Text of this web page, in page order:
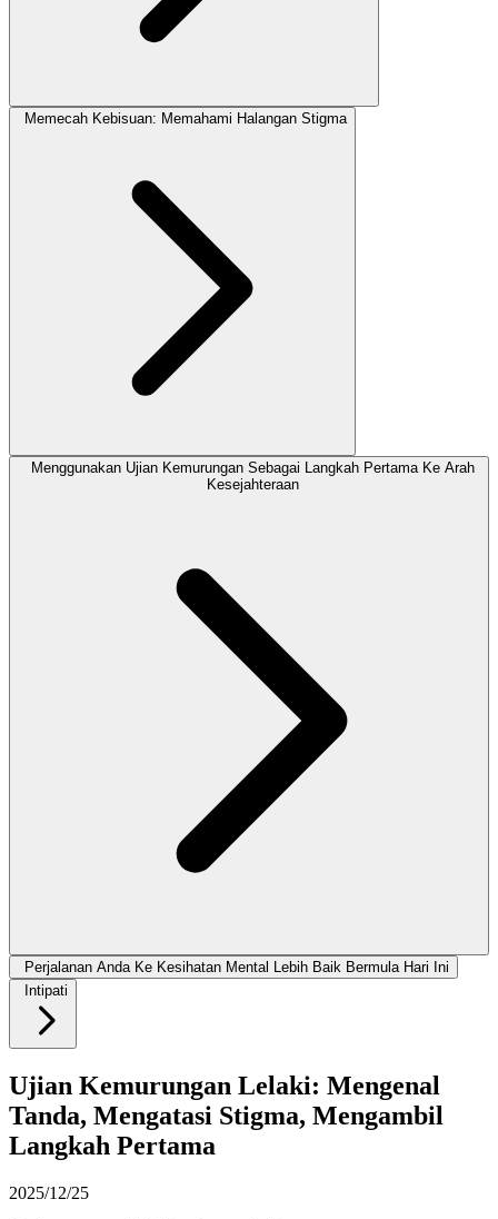
Memecah Kebisuan: Memahami Halangan Stigma
Menggunakan Ujian Kemurungan Sebagai Langkah Pertama Ke Arah
Kesejahteraan
Perjalanan Anda Ke Kesihatan Mental Lebih Baik Bermula Hari Ini
Intipati
Ujian Kemurungan Lelaki: Mengenal
Tanda, Mengatasi Stigma, Mengambil
Langkah Pertama
2025/12/25